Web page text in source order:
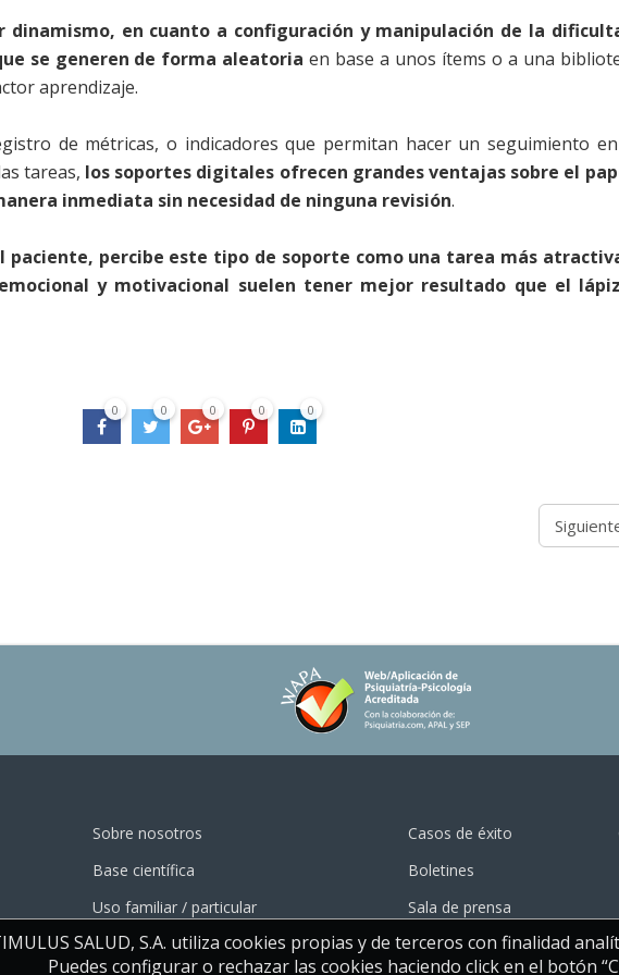
dinamismo, en cuanto a configuración y manipulación de la
se generen de forma aleatoria en base a unos ítems o a una
aprendizaje.
de métricas, o indicadores que permitan hacer un seguimiento
tareas, los soportes digitales ofrecen grandes ventajas sobre el
inmediata sin necesidad de ninguna revisión.
paciente, percibe este tipo de soporte como una tarea más
y motivacional suelen tener mejor resultado que el
0 0 0 0 0
Sobre nosotros
Base científica
Uso familiar / particular
Casos de éxito
Boletines
Sala de prensa
SALUD, S.A. utiliza cookies propias y de terceros con finalidad
Puedes configurar o rechazar las cookies haciendo click en el botón